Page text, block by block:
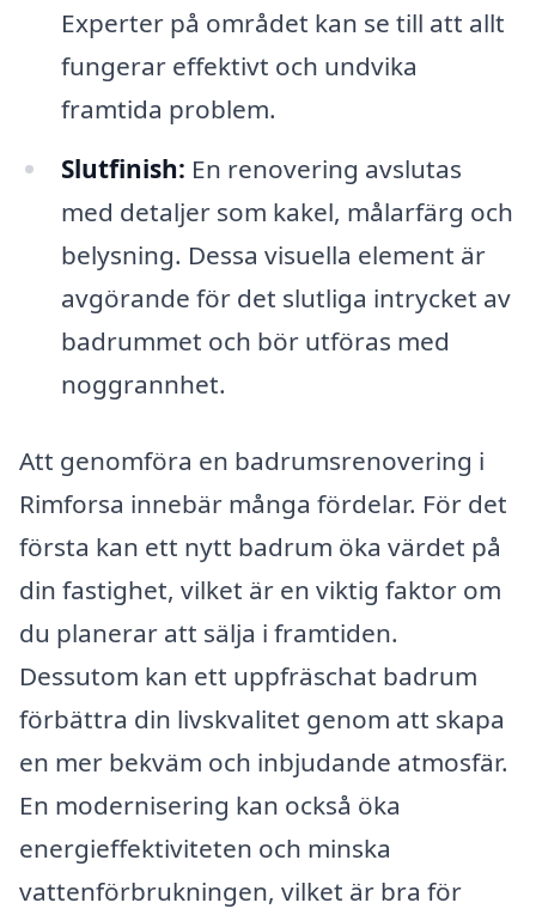
Experter på området kan se till att allt
fungerar effektivt och undvika
framtida problem.
Slutfinish: En renovering avslutas
med detaljer som kakel, målarfärg och
belysning. Dessa visuella element är
avgörande för det slutliga intrycket av
badrummet och bör utföras med
noggrannhet.
Att genomföra en badrumsrenovering i
Rimforsa innebär många fördelar. För det
första kan ett nytt badrum öka värdet på
din fastighet, vilket är en viktig faktor om
du planerar att sälja i framtiden.
Dessutom kan ett uppfräschat badrum
förbättra din livskvalitet genom att skapa
en mer bekväm och inbjudande atmosfär.
En modernisering kan också öka
energieffektiviteten och minska
vattenförbrukningen, vilket är bra för